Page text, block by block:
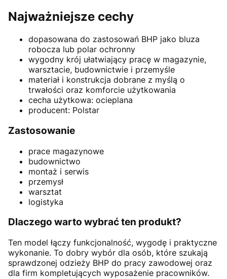
Najważniejsze cechy
dopasowana do zastosowań BHP jako bluza
robocza lub polar ochronny
wygodny krój ułatwiający pracę w magazynie,
warsztacie, budownictwie i przemyśle
materiał i konstrukcja dobrane z myślą o
trwałości oraz komforcie użytkowania
cecha użytkowa: ocieplana
producent: Polstar
Zastosowanie
prace magazynowe
budownictwo
montaż i serwis
przemysł
warsztat
logistyka
Dlaczego warto wybrać ten produkt?
Ten model łączy funkcjonalność, wygodę i praktyczne
wykonanie. To dobry wybór dla osób, które szukają
sprawdzonej odzieży BHP do pracy zawodowej oraz
dla firm kompletujących wyposażenie pracowników.